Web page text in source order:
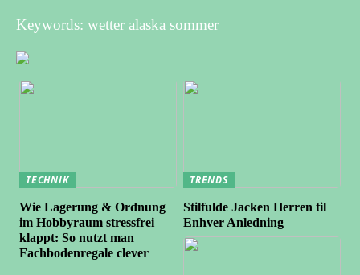
Keywords: wetter alaska sommer
TECHNIK
Wie Lagerung & Ordnung
im Hobbyraum stressfrei
klappt: So nutzt man
Fachbodenregale clever
TRENDS
Stilfulde Jacken Herren til
Enhver Anledning